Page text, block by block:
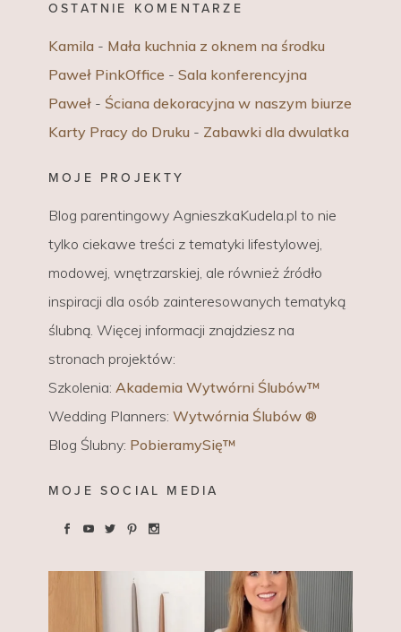
OSTATNIE KOMENTARZE
Kamila - Mała kuchnia z oknem na środku
Paweł PinkOffice - Sala konferencyjna
Paweł - Ściana dekoracyjna w naszym biurze
Karty Pracy do Druku - Zabawki dla dwulatka
MOJE PROJEKTY
Blog parentingowy AgnieszkaKudela.pl to nie
tylko ciekawe treści z tematyki lifestylowej,
modowej, wnętrzarskiej, ale również źródło
inspiracji dla osób zainteresowanych tematyką
ślubną. Więcej informacji znajdziesz na
stronach projektów:
Szkolenia: Akademia Wytwórni Ślubów™
Wedding Planners: Wytwórnia Ślubów ®
Blog Ślubny: PobieramySię™
MOJE SOCIAL MEDIA